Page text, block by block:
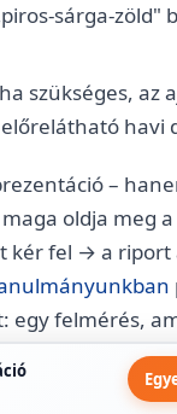
sárga-zöld"
szükséges, az
havi
–
oldja meg
kér fel → a riport
egy felmérés,
– és ennek